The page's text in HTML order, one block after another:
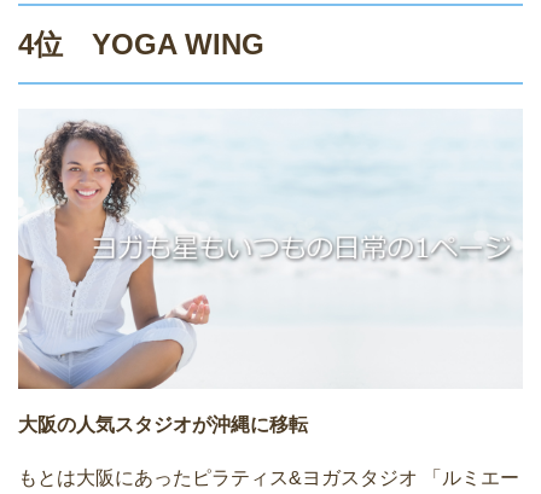
4位 YOGA WING
大阪の人気スタジオが沖縄に移転
もとは大阪にあったピラティス&ヨガスタジオ 「ルミエー